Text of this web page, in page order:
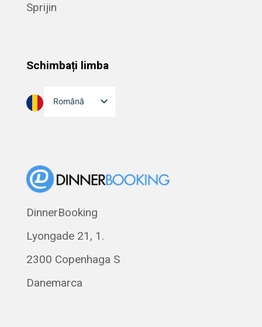
Sprijin
Schimbați limba
Română
English
Norsk bokmål
Polski
Svenska
Français
DinnerBooking
Lyongade 21, 1.
2300 Copenhaga S
Danemarca